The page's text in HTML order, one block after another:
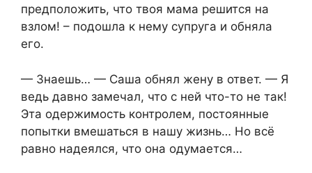
предположить, что твоя мама решится на
взлом! – подошла к нему супруга и обняла
его.
— Знаешь… — Саша обнял жену в ответ. — Я
ведь давно замечал, что с ней что-то не так!
Эта одержимость контролем, постоянные
попытки вмешаться в нашу жизнь… Но всё
равно надеялся, что она одумается…